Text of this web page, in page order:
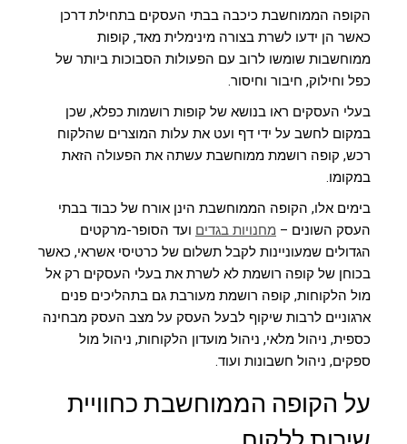
הקופה הממוחשבת כיכבה בבתי העסקים בתחילת דרכן
כאשר הן ידעו לשרת בצורה מינימלית מאד, קופות
ממוחשבות שומשו לרוב עם הפעולות הסבוכות ביותר של
כפל וחילוק, חיבור וחיסור.
בעלי העסקים ראו בנושא של קופות רושמות כפלא, שכן
במקום לחשב על ידי דף ועט את עלות המוצרים שהלקוח
רכש, קופה רושמת ממוחשבת עשתה את הפעולה הזאת
במקומו.
בימים אלו, הקופה הממוחשבת הינן אורח של כבוד בבתי
העסק השונים – מחנויות בגדים ועד הסופר-מרקטים
הגדולים שמעוניינות לקבל תשלום של כרטיסי אשראי, כאשר
בכוחן של קופה רושמת לא לשרת את בעלי העסקים רק אל
מול הלקוחות, קופה רושמת מעורבת גם בתהליכים פנים
ארגוניים לרבות שיקוף לבעל העסק על מצב העסק מבחינה
כספית, ניהול מלאי, ניהול מועדון הלקוחות, ניהול מול
ספקים, ניהול חשבונות ועוד.
על הקופה הממוחשבת כחוויית